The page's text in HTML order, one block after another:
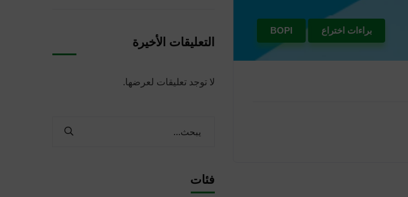
براءات اختراع BOPI
التعليقات الأخيرة
لا توجد تعليقات لعرضها.
فئات